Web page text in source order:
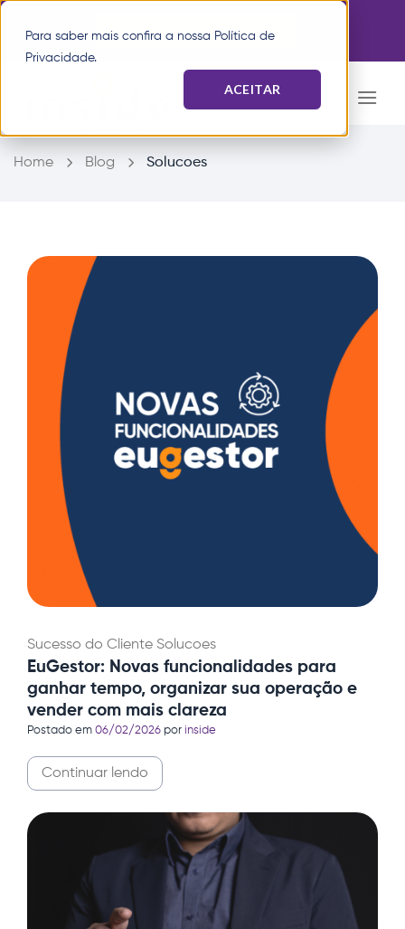
Para saber mais confira a nossa Política de
Privacidade.
ACEITAR
Pular
para
Agende uma demonstração
Home Blog Solucoes
Sucesso do Cliente Solucoes
EuGestor: Novas funcionalidades para
ganhar tempo, organizar sua operação e
vender com mais clareza
Postado em 06/02/2026 por inside
Continuar lendo